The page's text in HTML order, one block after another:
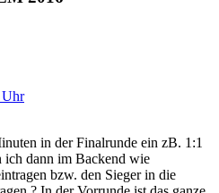
Uhr
in der Finalrunde ein zB. 1:1
ich dann im Backend wie
bzw. den Sieger in die